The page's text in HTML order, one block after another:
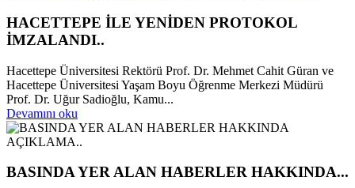
HACETTEPE İLE YENİDEN PROTOKOL
İMZALANDI..
Hacettepe Üniversitesi Rektörü Prof. Dr. Mehmet Cahit Güran ve
Hacettepe Üniversitesi Yaşam Boyu Öğrenme Merkezi Müdürü
Prof. Dr. Uğur Sadioğlu, Kamu...
Devamını oku
BASINDA YER ALAN HABERLER HAKKINDA...